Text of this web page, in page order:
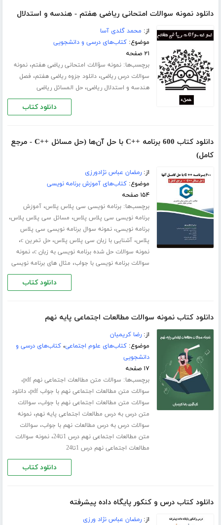
دانلود نمونه سوالات امتحانی ریاضی هفتم - هندسه و استدلال
از: محمد گلدی آسا
موضوع:کتاب‌های درسی و دانشجویی
۲۱ صفحه
برچسب‌ها:نمونه سؤالات امتحانی ریاضی هفتم،نمونه
سوالات درس ریاضی،دانلود جزوه ریاضی هفتم، فصل
هندسه و استدلال ریاضی،حل المسائل ریاضی
دانلود کتاب
دانلود کتاب 600 برنامه ++C با حل آن‌ها (حل مسائل ++C - مرجع
کامل)
از:رمضان عباس نژادورزی
موضوع:کتاب‌های آموزش برنامه نویسی
۱۵۴ صفحه
برچسب‌ها:برنامه نویسی سی پلاس پلاس،آموزش
برنامه نویسی سی پلاس پلاس، مسائل سی پلاس پلاس،
برنامه نویسی،نمونه سوال برنامه نویسی سی پلاس
پلاس،آشنایی با زبان سی پلاس پلاس،حل تمرین c ،
نمونه سوالات حل شده برنامه نویسی به زبان c ،نمونه
سوالات برنامه نویسی با جواب، مثال های برنامه نویسی
دانلود کتاب
دانلود کتاب نمونه سوالات مطالعات اجتماعی پایه نهم
از:رضا کریمیان
موضوع:کتاب‌های علوم اجتماعی،کتاب‌های درسی و
دانشجویی
۱۷ صفحه
برچسب‌ها: سوالات متن مطالعات اجتماعی نهم pdf ،
سوالات متن مطالعات اجتماعی نهم با جواب pdf ،دانلود
سوالات متن مطالعات اجتماعی نهم با جواب، سوالات
متن درس به درس مطالعات اجتماعی پایه نهم،نمونه
سوالات درس به درس مطالعات نهم با جواب، سوالات
متن مطالعات اجتماعی نهم درس 1تا24
،نمونه سوالات
مطالعات اجتماعی نهم درس 1تا24
دانلود کتاب
دانلود کتاب درس و کنکور پایگاه داده پیشرفته
از:رمضان عباس نژاد ورزی